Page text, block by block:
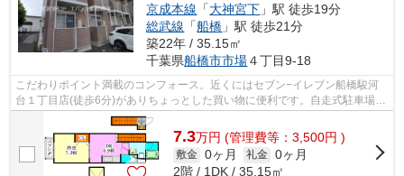
京成本線 「大神宮下 」駅 徒歩19分
総武線 「船橋 」駅 徒歩21分
築22年 / 35.15㎡
千葉県船橋市市場４丁目9-18
こだわりポイント満載のコンフォース。近くにはセブン−イレブン船橋駿河
台１丁目店(徒歩6分)がありちょっとした買い物に便利です。自走式駐車場が
ある物件です。こちらの物件はマンシ...
7.3万円 (管理費等：3,500円 )
敷金 0ヶ月 礼金 0ヶ月
2階 / 1DK / 35.15㎡